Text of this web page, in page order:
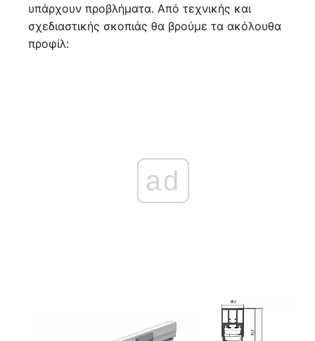
υπάρχουν προβλήματα. Από τεχνικής και
σχεδιαστικής σκοπιάς θα βρούμε τα ακόλουθα
προφίλ:
ad